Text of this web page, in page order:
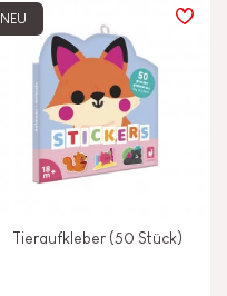
NEU
Tieraufkleber (50 Stück)